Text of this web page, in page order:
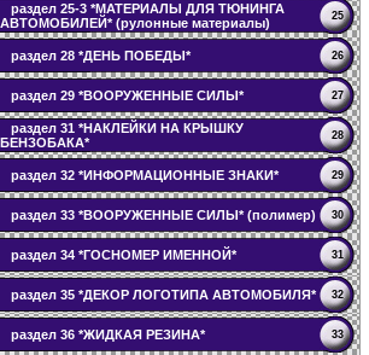
раздел 25-3 *МАТЕРИАЛЫ ДЛЯ ТЮНИНГА
АВТОМОБИЛЕЙ* (рулонные материалы)
25
раздел 28 *ДЕНЬ ПОБЕДЫ* 26
раздел 29 *ВООРУЖЕННЫЕ СИЛЫ* 27
раздел 31 *НАКЛЕЙКИ НА КРЫШКУ
БЕНЗОБАКА*
28
раздел 32 *ИНФОРМАЦИОННЫЕ ЗНАКИ* 29
раздел 33 *ВООРУЖЕННЫЕ СИЛЫ* (полимер) 30
раздел 34 *ГОСНОМЕР ИМЕННОЙ* 31
раздел 35 *ДЕКОР ЛОГОТИПА АВТОМОБИЛЯ* 32
раздел 36 *ЖИДКАЯ РЕЗИНА* 33